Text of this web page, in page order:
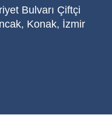
Bulvarı Çiftçi
Konak, İzmir